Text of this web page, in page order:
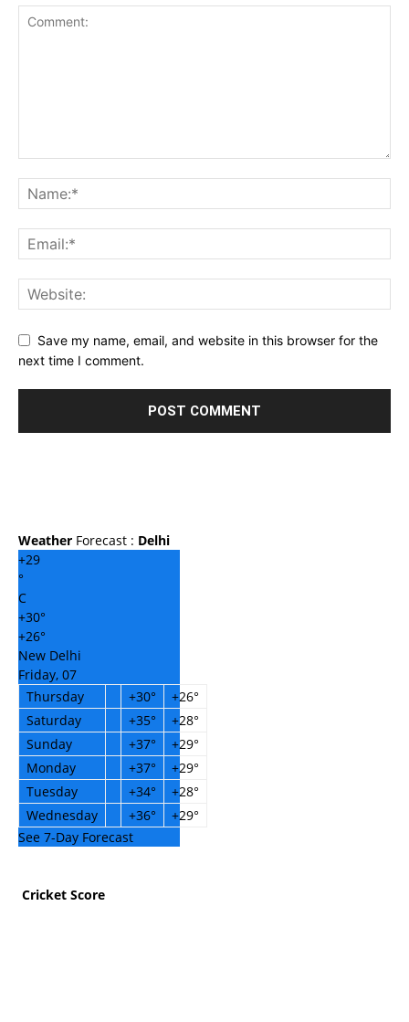
Save my name, email, and website in this browser for the
next time I comment.
Weather Forecast : Delhi
+29
°
C
+30°
+26°
New Delhi
Friday, 07
Thursday
+30° +26°
Saturday
+35° +28°
Sunday
+37° +29°
Monday
+37° +29°
Tuesday
+34° +28°
Wednesday
+36° +29°
See 7-Day Forecast
Cricket Score